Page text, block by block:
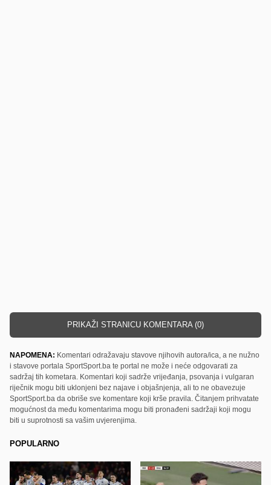
PRIKAŽI STRANICU KOMENTARA (0)
NAPOMENA: Komentari odražavaju stavove njihovih autora/ica, a ne nužno
i stavove portala SportSport.ba te portal ne može i neće odgovarati za
sadržaj tih kometara. Komentari koji sadrže vrijeđanja, psovanja i vulgaran
riječnik mogu biti uklonjeni bez najave i objašnjenja, ali to ne obavezuje
SportSport.ba da obriše sve komentare koji krše pravila. Čitanjem prihvatate
mogućnost da među komentarima mogu biti pronađeni sadržaji koji mogu
biti u suprotnosti sa vašim uvjerenjima.
POPULARNO